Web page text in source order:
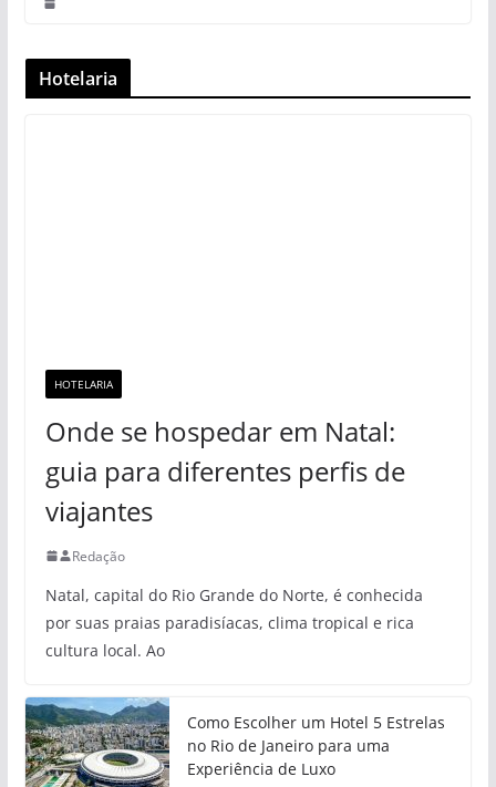
Hotelaria
HOTELARIA
Onde se hospedar em Natal:
guia para diferentes perfis de
viajantes
Redação
Natal, capital do Rio Grande do Norte, é conhecida
por suas praias paradisíacas, clima tropical e rica
cultura local. Ao
Como Escolher um Hotel 5 Estrelas
no Rio de Janeiro para uma
Experiência de Luxo